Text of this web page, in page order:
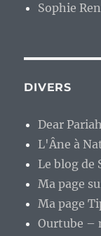
Sophie
DIVERS
Dear Pariah
L'Âne à
Le blog de
Ma page
Ma page
Ourtube –